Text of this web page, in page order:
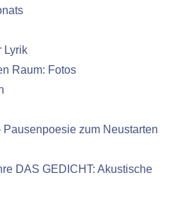
Lyrik
Raum: Fotos
Pausenpoesie zum Neustarten
DAS GEDICHT: Akustische